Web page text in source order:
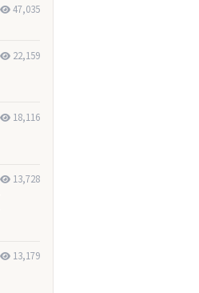
47,035
22,159
18,116
13,728
13,179